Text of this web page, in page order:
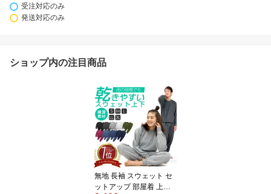
受注対応のみ
発送対応のみ
ショップ内の注目商品
無地 長袖 スウェット セ
ットアップ 部屋着 上下